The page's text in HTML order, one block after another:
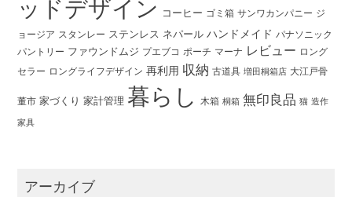
ッドデザイン コーヒー ゴミ箱 サンワカンパニー ジ
ョージア スタンレー ステンレス ネパール ハンドメイド パナソニック
パントリー ファウンドムジ プエブコ ポーチ マーナ レビュー ロング
セラー ロングライフデザイン 再利用 収納 古道具 増田桐箱店 大江戸骨
董市 家づくり 家計管理 暮らし 木箱 桐箱 無印良品 猫 造作
家具
アーカイブ